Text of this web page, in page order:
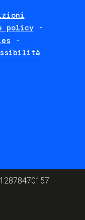
policy